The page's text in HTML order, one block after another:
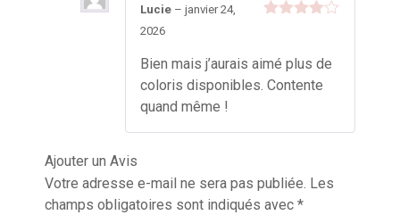
Lucie – janvier 24,
2026
Bien mais j’aurais aimé plus de
coloris disponibles. Contente
quand même !
Ajouter un Avis
Votre adresse e-mail ne sera pas publiée. Les
champs obligatoires sont indiqués avec *